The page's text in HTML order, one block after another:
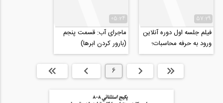
57:29
فیلم جلسه اول دوره آنلاین
ورود به حرفه محاسبات؛
طراحی سازه های بنایی
05:24
ماجرای آب: قسمت پنجم
(بارور کردن ابرها)
ابتدا قبلی 6 بعدی انتها »